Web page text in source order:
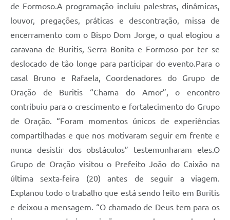
de Formoso.A programação incluiu palestras, dinâmicas,
louvor, pregações, práticas e descontração, missa de
encerramento com o Bispo Dom Jorge, o qual elogiou a
caravana de Buritis, Serra Bonita e Formoso por ter se
deslocado de tão longe para participar do evento.Para o
casal Bruno e Rafaela, Coordenadores do Grupo de
Oração de Buritis “Chama do Amor”, o encontro
contribuiu para o crescimento e fortalecimento do Grupo
de Oração. “Foram momentos únicos de experiências
compartilhadas e que nos motivaram seguir em frente e
nunca desistir dos obstáculos” testemunharam eles.O
Grupo de Oração visitou o Prefeito João do Caixão na
última sexta-feira (20) antes de seguir a viagem.
Explanou todo o trabalho que está sendo feito em Buritis
e deixou a mensagem. “O chamado de Deus tem para os